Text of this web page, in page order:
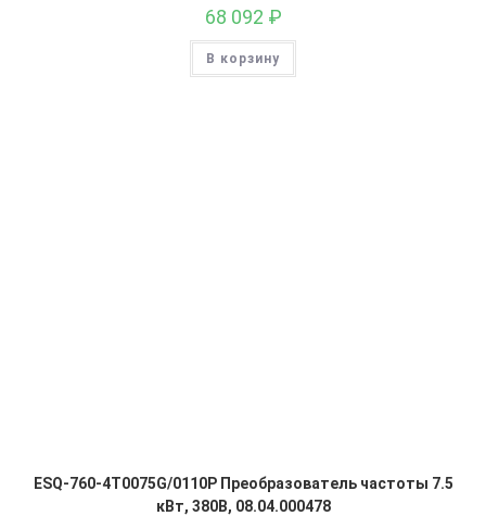
68 092 ₽
В корзину
ESQ-760-4T0075G/0110P Преобразователь частоты 7.5
кВт, 380В, 08.04.000478